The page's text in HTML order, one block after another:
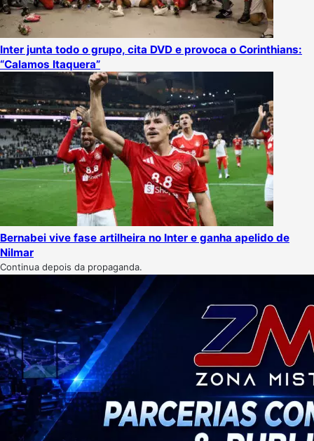
Inter junta todo o grupo, cita DVD e provoca o Corinthians:
“Calamos Itaquera”
Bernabei vive fase artilheira no Inter e ganha apelido de
Nilmar
Continua depois da propaganda.